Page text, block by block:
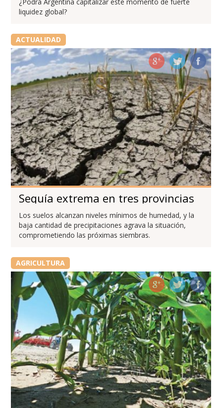
liquidez global?
ACTUALIDAD
Sequía extrema en tres provincias
Los suelos alcanzan niveles mínimos de humedad, y la
baja cantidad de precipitaciones agrava la situación,
comprometiendo las próximas siembras.
AGRICULTURA